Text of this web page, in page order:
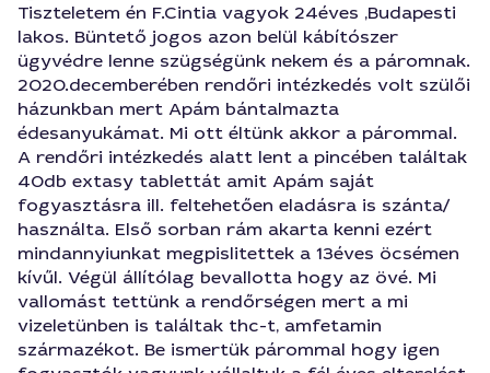
Tiszteletem én F.Cintia vagyok 24éves ,Budapesti
lakos. Büntető jogos azon belül kábítószer
ügyvédre lenne szügségünk nekem és a páromnak.
2020.decemberében rendőri intézkedés volt szülői
házunkban mert Apám bántalmazta
édesanyukámat. Mi ott éltünk akkor a párommal.
A rendőri intézkedés alatt lent a pincében találtak
40db extasy tablettát amit Apám saját
fogyasztásra ill. feltehetően eladásra is szánta/
használta. Első sorban rám akarta kenni ezért
mindannyiunkat megpislitettek a 13éves öcsémen
kívűl. Végül állítólag bevallotta hogy az övé. Mi
vallomást tettünk a rendőrségen mert a mi
vizeletünben is találtak thc-t, amfetamin
származékot. Be ismertük párommal hogy igen